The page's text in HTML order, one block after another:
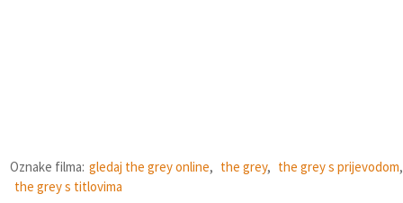
Oznake filma: gledaj the grey online, the grey, the grey s prijevodom,
the grey s titlovima